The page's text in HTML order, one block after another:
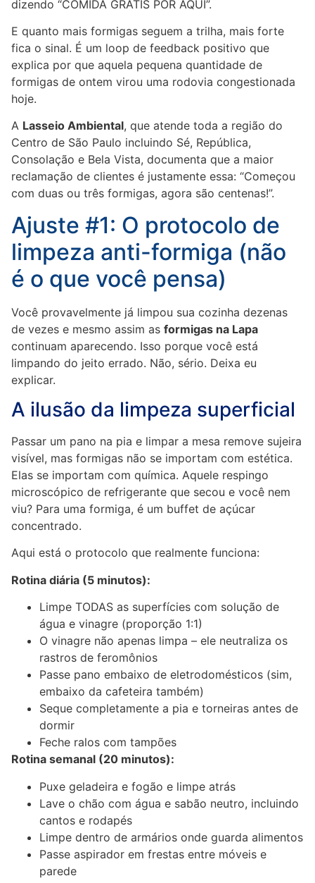
dizendo “COMIDA GRÁTIS POR AQUI”.
E quanto mais formigas seguem a trilha, mais forte
fica o sinal. É um loop de feedback positivo que
explica por que aquela pequena quantidade de
formigas de ontem virou uma rodovia congestionada
hoje.
A Lasseio Ambiental, que atende toda a região do
Centro de São Paulo incluindo Sé, República,
Consolação e Bela Vista, documenta que a maior
reclamação de clientes é justamente essa: “Começou
com duas ou três formigas, agora são centenas!”.
Ajuste #1: O protocolo de
limpeza anti-formiga (não
é o que você pensa)
Você provavelmente já limpou sua cozinha dezenas
de vezes e mesmo assim as formigas na Lapa
continuam aparecendo. Isso porque você está
limpando do jeito errado. Não, sério. Deixa eu
explicar.
A ilusão da limpeza superficial
Passar um pano na pia e limpar a mesa remove sujeira
visível, mas formigas não se importam com estética.
Elas se importam com química. Aquele respingo
microscópico de refrigerante que secou e você nem
viu? Para uma formiga, é um buffet de açúcar
concentrado.
Aqui está o protocolo que realmente funciona:
Rotina diária (5 minutos):
Limpe TODAS as superfícies com solução de
água e vinagre (proporção 1:1)
O vinagre não apenas limpa – ele neutraliza os
rastros de feromônios
Passe pano embaixo de eletrodomésticos (sim,
embaixo da cafeteira também)
Seque completamente a pia e torneiras antes de
dormir
Feche ralos com tampões
Rotina semanal (20 minutos):
Puxe geladeira e fogão e limpe atrás
Lave o chão com água e sabão neutro, incluindo
cantos e rodapés
Limpe dentro de armários onde guarda alimentos
Passe aspirador em frestas entre móveis e
parede